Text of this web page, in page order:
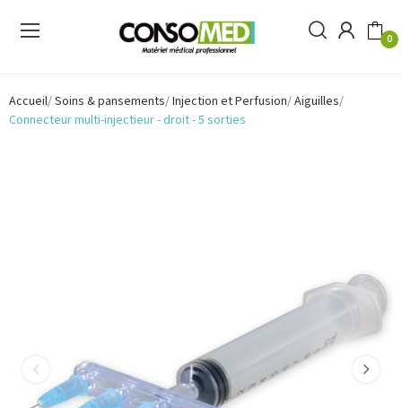
0
Accueil Soins & pansements Injection et Perfusion Aiguilles
Connecteur multi-injectieur - droit - 5 sorties